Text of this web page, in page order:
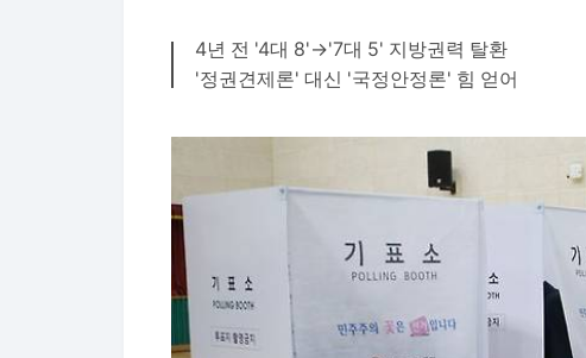
4년 전 '4대 8'→'7대 5' 지방권력 탈환
'정권견제론' 대신 '국정안정론' 힘 얻어